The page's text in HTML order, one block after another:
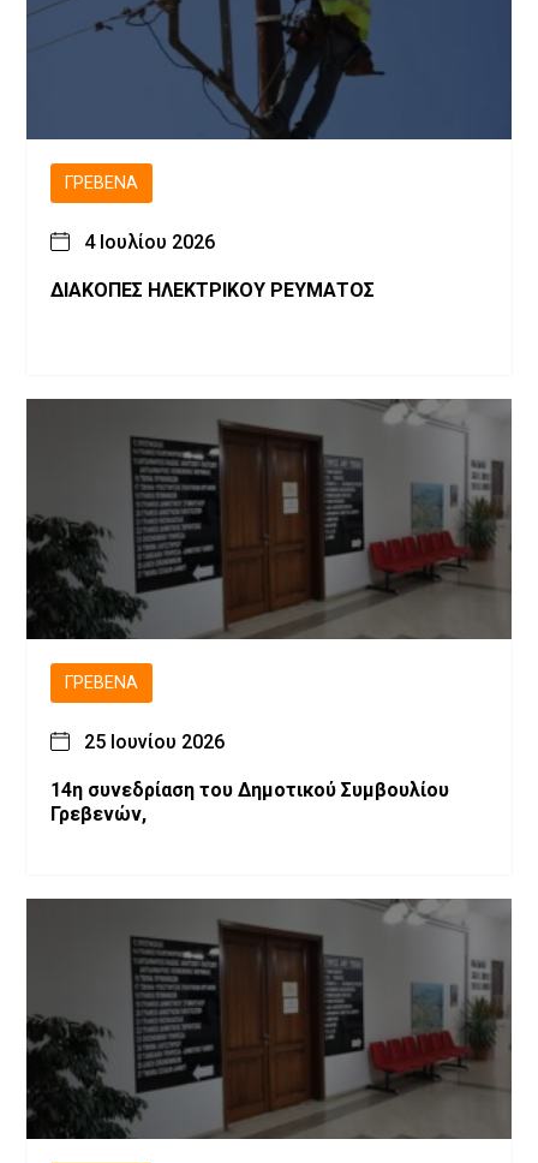
ΓΡΕΒΕΝΆ
4 Ιουλίου 2026
ΔΙΑΚΟΠΕΣ ΗΛΕΚΤΡΙΚΟΥ ΡΕΥΜΑΤΟΣ
ΓΡΕΒΕΝΆ
25 Ιουνίου 2026
14η συνεδρίαση του Δημοτικού Συμβουλίου
Γρεβενών,